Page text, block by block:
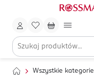
Wszystkie kategorie